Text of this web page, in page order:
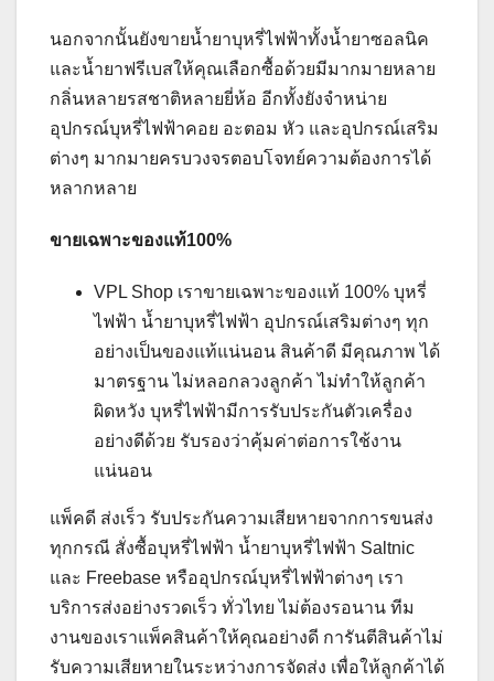
นอกจากนั้นยังขายน้ำยาบุหรี่ไฟฟ้าทั้งน้ำยาซอลนิค
และน้ำยาฟรีเบสให้คุณเลือกซื้อด้วยมีมากมายหลาย
กลิ่นหลายรสชาติหลายยี่ห้อ อีกทั้งยังจำหน่าย
อุปกรณ์บุหรี่ไฟฟ้าคอย อะตอม หัว และอุปกรณ์เสริม
ต่างๆ มากมายครบวงจรตอบโจทย์ความต้องการได้
หลากหลาย
ขายเฉพาะของแท้100%
VPL Shop เราขายเฉพาะของแท้ 100% บุหรี่
ไฟฟ้า น้ำยาบุหรี่ไฟฟ้า อุปกรณ์เสริมต่างๆ ทุก
อย่างเป็นของแท้แน่นอน สินค้าดี มีคุณภาพ ได้
มาตรฐาน ไม่หลอกลวงลูกค้า ไม่ทำให้ลูกค้า
ผิดหวัง บุหรี่ไฟฟ้ามีการรับประกันตัวเครื่อง
อย่างดีด้วย รับรองว่าคุ้มค่าต่อการใช้งาน
แน่นอน
แพ็คดี ส่งเร็ว รับประกันความเสียหายจากการขนส่ง
ทุกกรณี สั่งซื้อบุหรี่ไฟฟ้า น้ำยาบุหรี่ไฟฟ้า Saltnic
และ Freebase หรืออุปกรณ์บุหรี่ไฟฟ้าต่างๆ เรา
บริการส่งอย่างรวดเร็ว ทั่วไทย ไม่ต้องรอนาน ทีม
งานของเราแพ็คสินค้าให้คุณอย่างดี การันตีสินค้าไม่
รับความเสียหายในระหว่างการจัดส่ง เพื่อให้ลูกค้าได้